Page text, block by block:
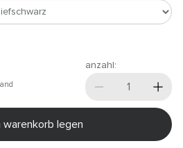
anzahl:
warenkorb legen